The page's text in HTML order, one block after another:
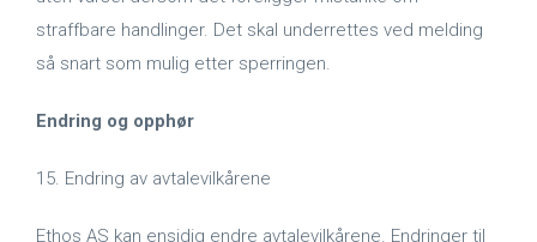
straffbare handlinger. Det skal underrettes ved melding
så snart som mulig etter sperringen.
Endring og opphør
15. Endring av avtalevilkårene
Ethos AS kan ensidig endre avtalevilkårene. Endringer til